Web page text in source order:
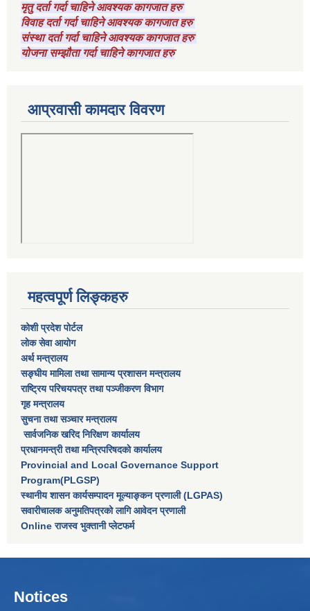
मृतु दर्ता गर्दा चाहिने आवश्यक कागजात हरु
विवाह दर्ता गर्दा चाहिने आवश्यक कागजात हरु
संस्था दर्ता गर्दा चाहिने आवश्यक कागजात हरु
योजना सम्झौता गर्दा चाहिने कागजात हरु
आप्रवासी कामदार विवरण
महत्वपूर्ण लिङ्कहरु
कोशी प्रदेश पोर्टल
लाेक सेवा आयाेग
अर्थ मन्त्रालय
सङ्घीय मामिला तथा सामान्य प्रशासन मन्त्रालय
राष्‍ट्रिय परिचयपत्र तथा पञ्‍जीकरण विभाग
गृह मन्त्रालय
सुचना तथा सञ्चार मन्त्रालय
सार्वजनिक खरिद निरिक्षण कार्यालय
प्रधानमन्त्री तथा मन्त्रिपरिषदकाे कार्यालय
Provincial and Local Governance Support
Program(PLGSP)
स्थानीय शासन कार्यसम्पादन मूल्याङ्कन प्रणाली (LGPAS)
सवारीचालक अनुमतिपत्रको लागि आवेदन प्रणाली
Online राजस्व भुक्तानी प्लेटफर्म
Notices